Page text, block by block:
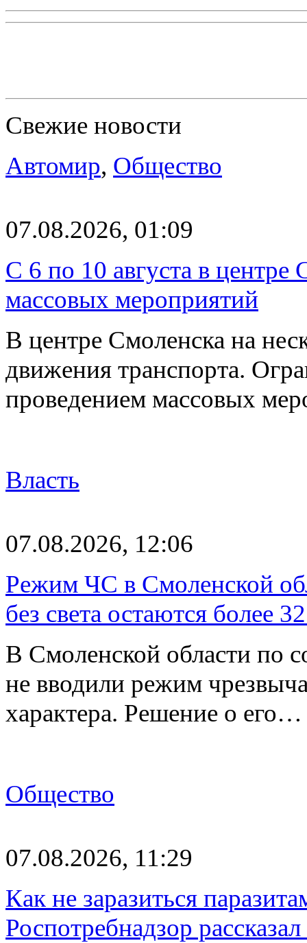
Свежие новости
Автомир, Общество
07.08.2026, 01:09
С 6 по 10 августа в центре
массовых мероприятий
В центре Смоленска на
движения транспорта.
проведением массовых
Власть
07.08.2026, 12:06
Режим ЧС в Смоленской
без света остаются более
В Смоленской области по
не вводили режим
характера. Решение о его…
Общество
07.08.2026, 11:29
Как не заразиться
Роспотребнадзор